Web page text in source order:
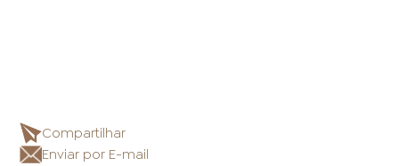
Compartilhar
Enviar por E-mail